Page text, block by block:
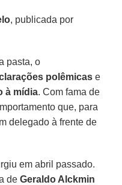
, publicada por
pasta, o
polêmicas e
à mídia. Com fama de
que, para
delegado à frente de
em abril passado.
deGeraldo Alckmin